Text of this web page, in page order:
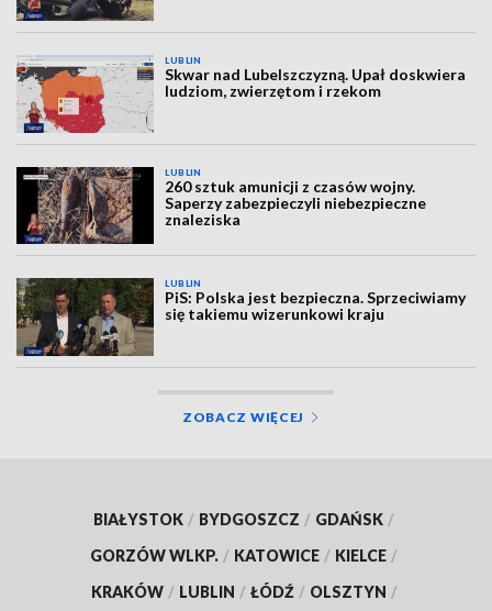
LUBLIN
Skwar nad Lubelszczyzną. Upał doskwiera
ludziom, zwierzętom i rzekom
LUBLIN
260 sztuk amunicji z czasów wojny.
Saperzy zabezpieczyli niebezpieczne
znaleziska
LUBLIN
PiS: Polska jest bezpieczna. Sprzeciwiamy
się takiemu wizerunkowi kraju
ZOBACZ WIĘCEJ
BIAŁYSTOK / BYDGOSZCZ / GDAŃSK /
GORZÓW WLKP. / KATOWICE / KIELCE /
KRAKÓW / LUBLIN / ŁÓDŹ / OLSZTYN /